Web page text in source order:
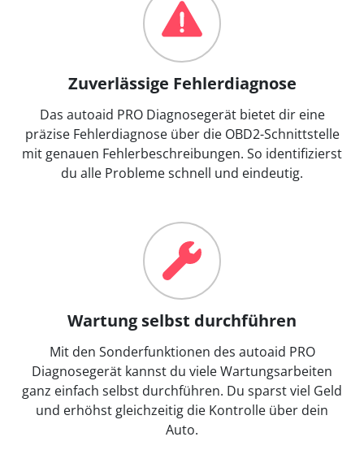
Zuverlässige Fehlerdiagnose
Das autoaid PRO Diagnosegerät bietet dir eine
präzise Fehlerdiagnose über die OBD2-Schnittstelle
mit genauen Fehlerbeschreibungen. So identifizierst
du alle Probleme schnell und eindeutig.
Wartung selbst durchführen
Mit den Sonderfunktionen des autoaid PRO
Diagnosegerät kannst du viele Wartungsarbeiten
ganz einfach selbst durchführen. Du sparst viel Geld
und erhöhst gleichzeitig die Kontrolle über dein
Auto.